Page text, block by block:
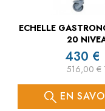
ECHELLE
20
430 €
516,00 €
EN